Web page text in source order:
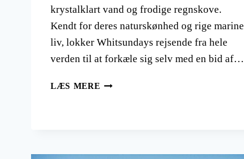
krystalklart vand og frodige regnskove.
Kendt for deres naturskønhed og rige marine
liv, lokker Whitsundays rejsende fra hele
verden til at forkæle sig selv med en bid af…
LÆS MERE WHITSUNDAY-